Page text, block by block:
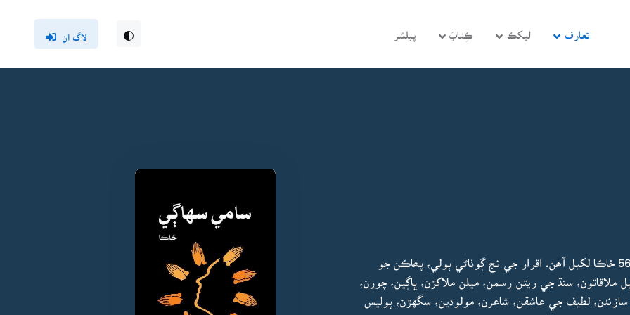
تعارف ليکڪ ڪِتابَ پبلشر لاگ ان
اقرار پيرزادي جي ھن ڪتاب ۾ مختلف شخصيتن تي 56 خاڪا لکيل آھن. اقرار جي نج ڳوٺاڻي ٻولي، پھاڪن جو
ملاقاتون، سنڌ جي ريتن رسمن، ميلن ملاکڙن، ڀاڳين، چورن،
سازندن، لطيف جي عاشقن، شاعرن، مولودين، سگهڙن، پوليس